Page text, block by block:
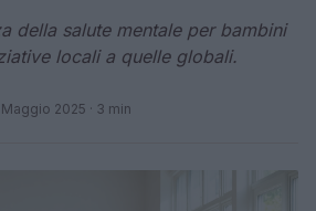
della salute mentale per bambini
locali a quelle globali.
2025 · 3 min